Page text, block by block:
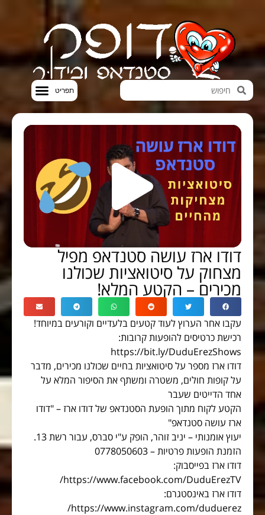
דודו ארז עושה סטנדאפ מפיל
מצחוק על סיטואציות שכולנו
מכירים – הקטע המלא!
עקבו אחר הערוץ לעוד קטעים בלעדיים וקורעים במיוחד!
רכישת כרטיסים להופעות קרובות:
https://bit.ly/DuduErezShows
דודו ארז מספר על סיטואציות בחיים שכולנו מכירים, מדבר
על קופות חולים, משטרה ומשתף את הסיפור המלא על
אחד הדייטים שעבר
הקטע לקוח מתוך הופעת הסטנדאפ של דודו ארז – "דודו
ארז עושה סטנדאפ"
יעוץ אומנותי – יניב זוהר, הופק ע"י סברס, עבור רשת 13.
הזמנת הופעות פרטיות – 0778050603
דודו ארז בפייסבוק:
https://www.facebook.com/DuduErezTV/
דודו ארז באינסטגרם:
https://www.instagram.com/duduerez/